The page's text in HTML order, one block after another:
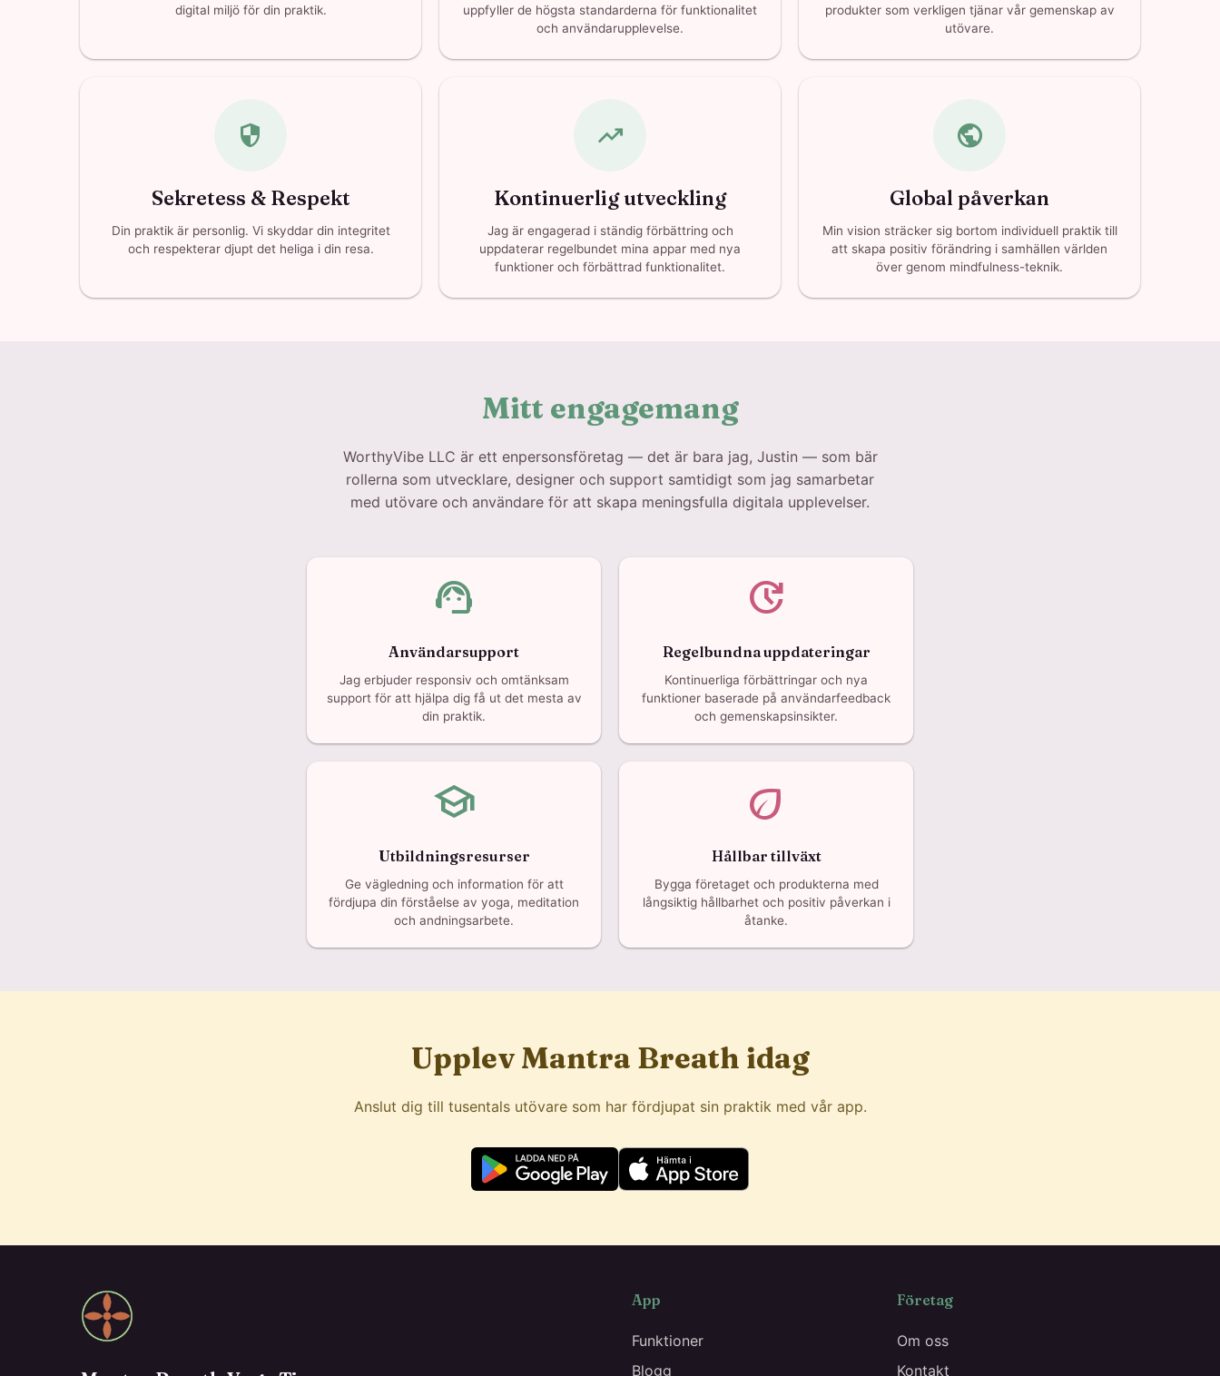
digital miljö för din praktik.
uppfyller de högsta standarderna för funktionalitet
och användarupplevelse.
produkter som verkligen tjänar vår gemenskap av
utövare.
security
Sekretess & Respekt
Din praktik är personlig. Vi skyddar din integritet
och respekterar djupt det heliga i din resa.
trending_up
Kontinuerlig utveckling
Jag är engagerad i ständig förbättring och
uppdaterar regelbundet mina appar med nya
funktioner och förbättrad funktionalitet.
public
Global påverkan
Min vision sträcker sig bortom individuell praktik till
att skapa positiv förändring i samhällen världen
över genom mindfulness-teknik.
Mitt engagemang
WorthyVibe LLC är ett enpersonsföretag — det är bara jag, Justin — som bär
rollerna som utvecklare, designer och support samtidigt som jag samarbetar
med utövare och användare för att skapa meningsfulla digitala upplevelser.
support_agent
Användarsupport
Jag erbjuder responsiv och omtänksam
support för att hjälpa dig få ut det mesta av
din praktik.
update
Regelbundna uppdateringar
Kontinuerliga förbättringar och nya
funktioner baserade på användarfeedback
och gemenskapsinsikter.
school
Utbildningsresurser
Ge vägledning och information för att
fördjupa din förståelse av yoga, meditation
och andningsarbete.
eco
Hållbar tillväxt
Bygga företaget och produkterna med
långsiktig hållbarhet och positiv påverkan i
åtanke.
Upplev Mantra Breath idag
Anslut dig till tusentals utövare som har fördjupat sin praktik med vår app.
App
Funktioner
Blogg
Företag
Om oss
Kontakt